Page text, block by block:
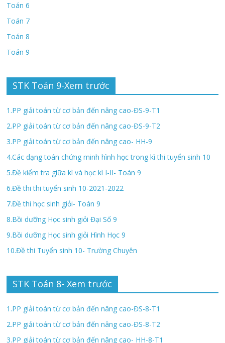
Toán 6
Toán 7
Toán 8
Toán 9
STK Toán 9-Xem trước
1.PP giải toán từ cơ bản đến nâng cao-ĐS-9-T1
2.PP giải toán từ cơ bản đến nâng cao-ĐS-9-T2
3.PP giải toán từ cơ bản đến nâng cao- HH-9
4.Các dạng toán chứng minh hình học trong kì thi tuyển sinh 10
5.Đề kiểm tra giữa kì và học kì I-II- Toán 9
6.Đề thi thi tuyển sinh 10-2021-2022
7.Đề thi học sinh giỏi- Toán 9
8.Bồi dưỡng Học sinh giỏi Đại Số 9
9.Bồi dưỡng Học sinh giỏi Hình Học 9
10.Đề thi Tuyển sinh 10- Trường Chuyên
STK Toán 8- Xem trước
1.PP giải toán từ cơ bản đến nâng cao-ĐS-8-T1
2.PP giải toán từ cơ bản đến nâng cao-ĐS-8-T2
3.PP giải toán từ cơ bản đến nâng cao- HH-8-T1